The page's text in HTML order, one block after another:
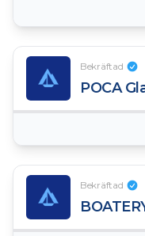
Bekräftad
POCA
Bekräftad